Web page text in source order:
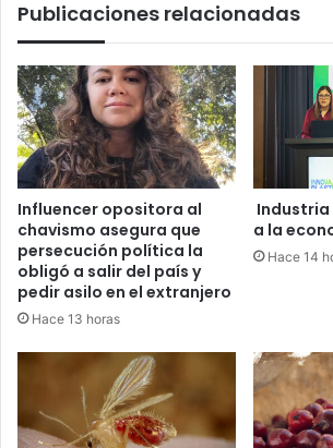
Publicaciones relacionadas
Influencer opositora al
chavismo asegura que
persecución política la
obligó a salir del país y
pedir asilo en el extranjero
Hace 13 horas
Industria
a la
Hace 14